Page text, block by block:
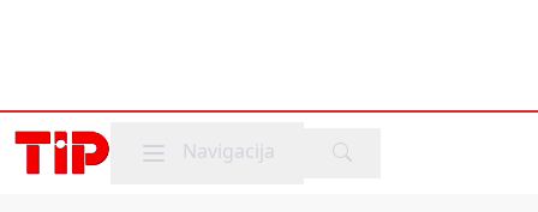
Mobile menu
Navigacija